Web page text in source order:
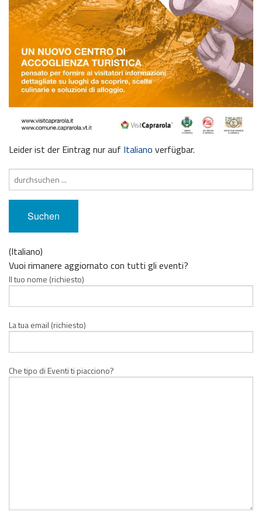
Leider ist der Eintrag nur auf Italiano verfügbar.
Suche
nach:
(Italiano)
Vuoi rimanere aggiornato con tutti gli eventi?
Il tuo nome (richiesto)
La tua email (richiesto)
Che tipo di Eventi ti piacciono?